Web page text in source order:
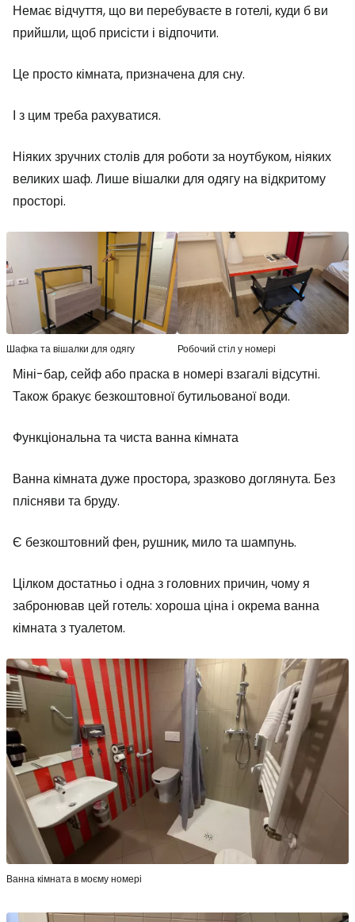
Немає відчуття, що ви перебуваєте в готелі, куди б ви
прийшли, щоб присісти і відпочити.
Це просто кімната, призначена для сну.
І з цим треба рахуватися.
Ніяких зручних столів для роботи за ноутбуком, ніяких
великих шаф. Лише вішалки для одягу на відкритому
просторі.
Шафка та вішалки для одягу Робочий стіл у номері
Міні-бар, сейф або праска в номері взагалі відсутні.
Також бракує безкоштовної бутильованої води.
Функціональна та чиста ванна кімната
Ванна кімната дуже простора, зразково доглянута. Без
плісняви та бруду.
Є безкоштовний фен, рушник, мило та шампунь.
Цілком достатньо і одна з головних причин, чому я
забронював цей готель: хороша ціна і окрема ванна
кімната з туалетом.
Ванна кімната в моєму номері